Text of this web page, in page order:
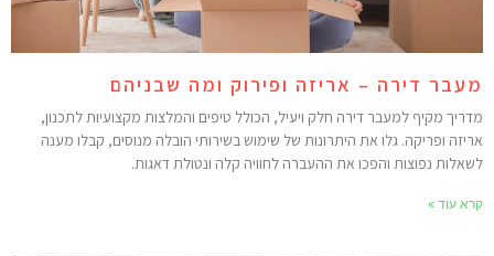
דירה – אריזה ופירוק ומה שבניהם
מקיף למעבר דירה חלק ויעיל, הכולל טיפים והמלצות מקצועיות לתכנון,
ופריקה. גלו את היתרונות של שימוש בשירותי הובלה מנוסים, קבלו מענה
נפוצות והפכו את ההעברה לחוויה קלה ונטולת דאגות.
עוד »